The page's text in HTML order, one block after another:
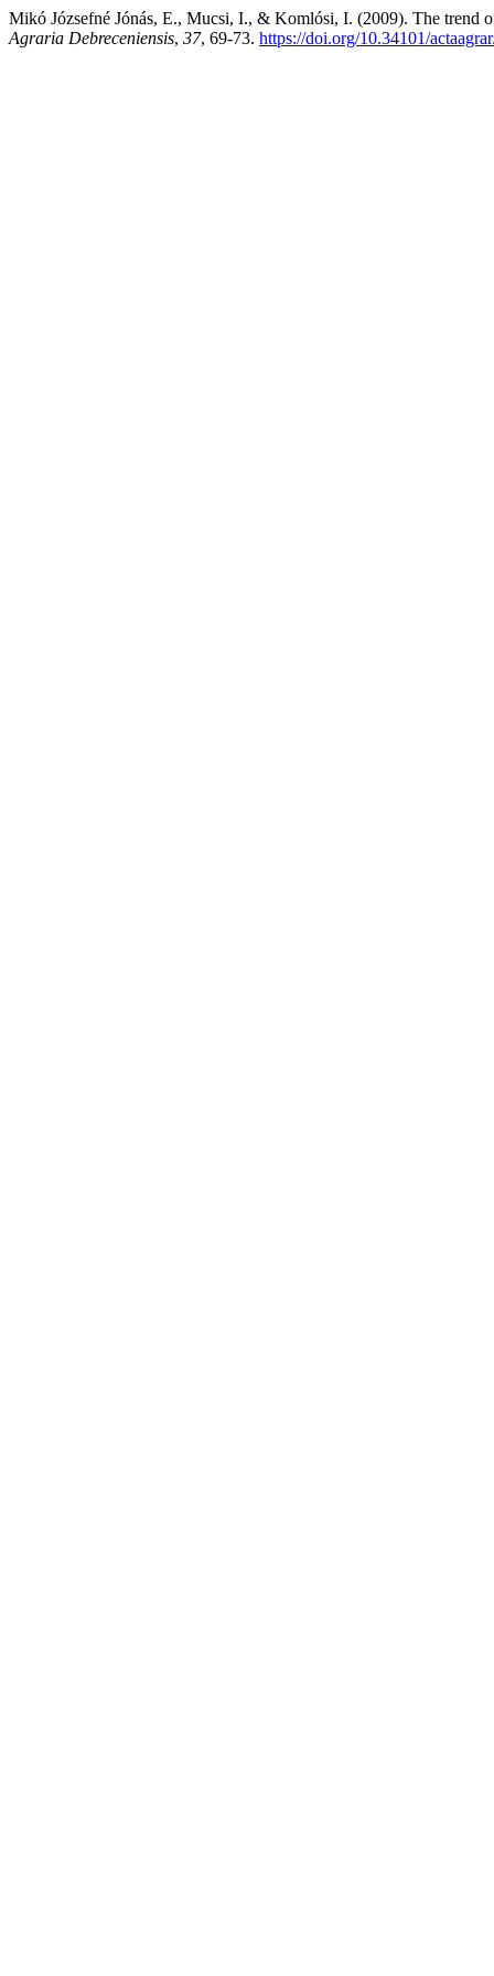
Mikó Józsefné Jónás, E., Mucsi, I., & Komlósi, I. (2009). The
Agraria Debreceniensis, 37, 69-73. https://doi.org/10.34101/